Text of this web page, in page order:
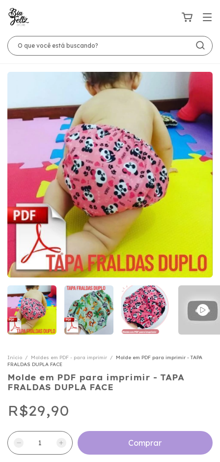
Início / Moldes em PDF - para imprimir /
Molde em PDF para imprimir - TAPA
FRALDAS DUPLA FACE
Molde em PDF para imprimir - TAPA
FRALDAS DUPLA FACE
R$29,90